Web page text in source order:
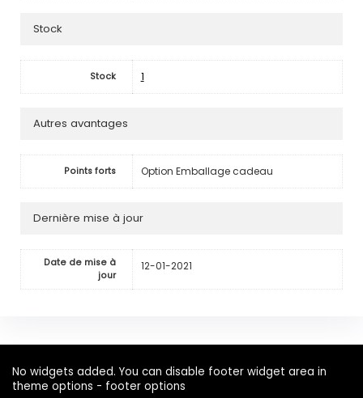
Stock
Stock 1
Autres avantages
Points forts Option Emballage cadeau
Dernière mise à jour
Date de mise à
jour
12-01-2021
No widgets added. You can disable footer widget area in
theme options - footer options